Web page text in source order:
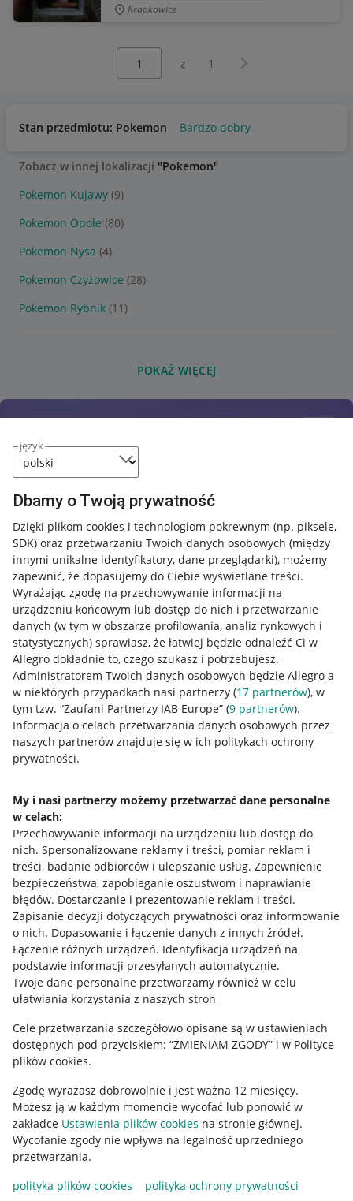
język
Dbamy o Twoją prywatność
Dzięki plikom cookies i technologiom pokrewnym (np. piksele,
SDK) oraz przetwarzaniu Twoich danych osobowych (między
innymi unikalne identyfikatory, dane przeglądarki), możemy
zapewnić, że dopasujemy do Ciebie wyświetlane treści.
Wyrażając zgodę na przechowywanie informacji na
urządzeniu końcowym lub dostęp do nich i przetwarzanie
danych (w tym w obszarze profilowania, analiz rynkowych i
statystycznych) sprawiasz, że łatwiej będzie odnaleźć Ci w
Allegro dokładnie to, czego szukasz i potrzebujesz.
Administratorem Twoich danych osobowych będzie Allegro a
w niektórych przypadkach nasi partnerzy (17 partnerów), w
tym tzw. “Zaufani Partnerzy IAB Europe” (9 partnerów).
Informacja o celach przetwarzania danych osobowych przez
naszych partnerów znajduje się w ich politykach ochrony
prywatności.
My i nasi partnerzy możemy przetwarzać dane personalne
w celach:
Przechowywanie informacji na urządzeniu lub dostęp do
nich. Spersonalizowane reklamy i treści, pomiar reklam i
treści, badanie odbiorców i ulepszanie usług. Zapewnienie
bezpieczeństwa, zapobieganie oszustwom i naprawianie
błędów. Dostarczanie i prezentowanie reklam i treści.
Zapisanie decyzji dotyczących prywatności oraz informowanie
o nich. Dopasowanie i łączenie danych z innych źródeł.
Łączenie różnych urządzeń. Identyfikacja urządzeń na
podstawie informacji przesyłanych automatycznie.
Twoje dane personalne przetwarzamy również w celu
ułatwiania korzystania z naszych stron
Cele przetwarzania szczegółowo opisane są w ustawieniach
dostępnych pod przyciskiem: “ZMIENIAM ZGODY” i w Polityce
plików cookies.
Zgodę wyrażasz dobrowolnie i jest ważna 12 miesięcy.
Możesz ją w każdym momencie wycofać lub ponowić w
zakładce Ustawienia plików cookies na stronie głównej.
Wycofanie zgody nie wpływa na legalność uprzedniego
przetwarzania.
polityka plików cookies
polityka ochrony prywatności
Krapkowice
z 1 Następna strona
Stan przedmiotu: Pokemon Bardzo dobry
Zobacz w innej lokalizacji "Pokemon"
Pokemon Kujawy (9)
Pokemon Opole (80)
Pokemon Nysa (4)
Pokemon Czyżowice (28)
Pokemon Rybnik (11)
POKAŻ WIĘCEJ
Przydatne informacje
Jak to działa
Allegro Gadane dla sprzedających
Allegro Gadane dla kupujących
Mapa miejscowości
Informacje prawne
Regulamin
Polityka plików "cookies"
Ustawienia plików "cookies"
Udostępnianie lokalizacji
Informacje dla Aktu o Usługach Cyfrowych
Pobierz aplikację